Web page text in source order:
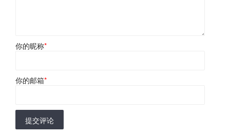
你的昵称*
你的邮箱*
提交评论